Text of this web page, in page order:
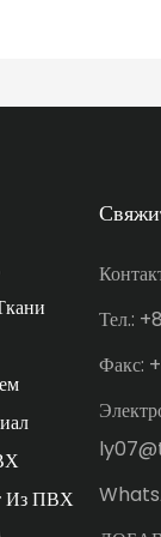
Из ПВХ
Тел.:
Факс: